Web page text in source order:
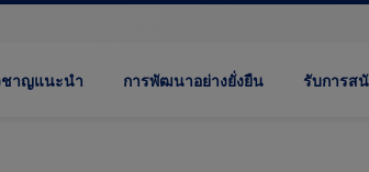
ชาญแนะนำ การพัฒนาอย่างยั่งยืน รับการส